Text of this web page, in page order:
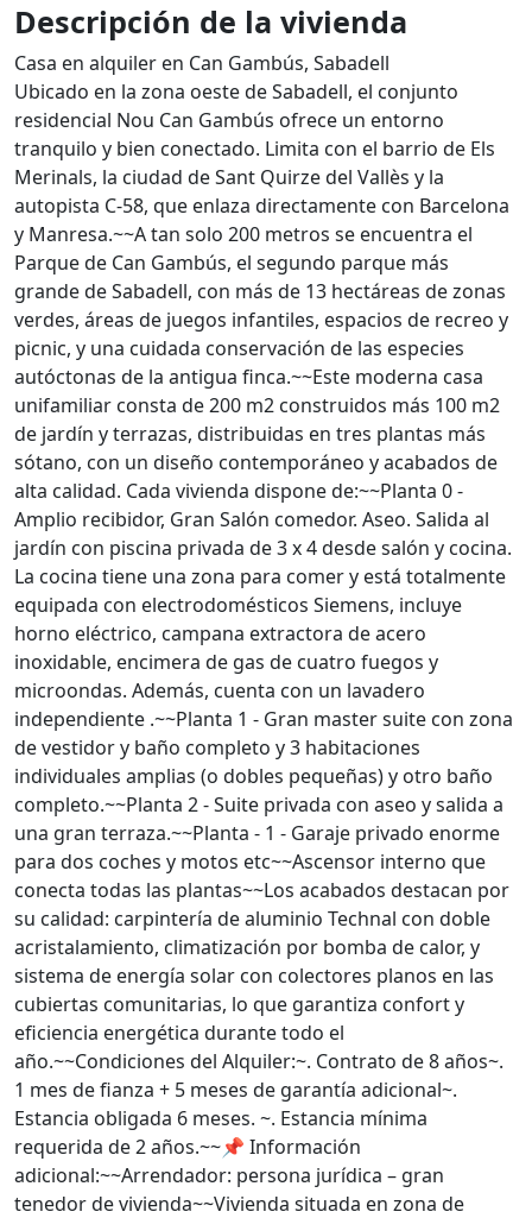
Descripción de la vivienda
Casa en alquiler en Can Gambús, Sabadell
Ubicado en la zona oeste de Sabadell, el conjunto
residencial Nou Can Gambús ofrece un entorno
tranquilo y bien conectado. Limita con el barrio de Els
Merinals, la ciudad de Sant Quirze del Vallès y la
autopista C-58, que enlaza directamente con Barcelona
y Manresa.~~A tan solo 200 metros se encuentra el
Parque de Can Gambús, el segundo parque más
grande de Sabadell, con más de 13 hectáreas de zonas
verdes, áreas de juegos infantiles, espacios de recreo y
picnic, y una cuidada conservación de las especies
autóctonas de la antigua finca.~~Este moderna casa
unifamiliar consta de 200 m2 construidos más 100 m2
de jardín y terrazas, distribuidas en tres plantas más
sótano, con un diseño contemporáneo y acabados de
alta calidad. Cada vivienda dispone de:~~Planta 0 -
Amplio recibidor, Gran Salón comedor. Aseo. Salida al
jardín con piscina privada de 3 x 4 desde salón y cocina.
La cocina tiene una zona para comer y está totalmente
equipada con electrodomésticos Siemens, incluye
horno eléctrico, campana extractora de acero
inoxidable, encimera de gas de cuatro fuegos y
microondas. Además, cuenta con un lavadero
independiente .~~Planta 1 - Gran master suite con zona
de vestidor y baño completo y 3 habitaciones
individuales amplias (o dobles pequeñas) y otro baño
completo.~~Planta 2 - Suite privada con aseo y salida a
una gran terraza.~~Planta - 1 - Garaje privado enorme
para dos coches y motos etc~~Ascensor interno que
conecta todas las plantas~~Los acabados destacan por
su calidad: carpintería de aluminio Technal con doble
acristalamiento, climatización por bomba de calor, y
sistema de energía solar con colectores planos en las
cubiertas comunitarias, lo que garantiza confort y
eficiencia energética durante todo el
año.~~Condiciones del Alquiler:~. Contrato de 8 años~.
1 mes de fianza + 5 meses de garantía adicional~.
Estancia obligada 6 meses. ~. Estancia mínima
requerida de 2 años.~~📌 Información
adicional:~~Arrendador: persona jurídica – gran
tenedor de vivienda~~Vivienda situada en zona de